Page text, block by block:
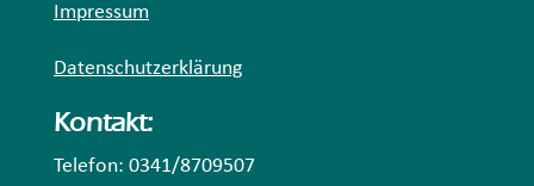
Impressum
Datenschutzerklärung
Kontakt:
Telefon: 0341/8709507